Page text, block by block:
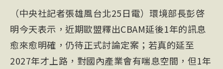
（中央社記者張雄風台北25日電）環境部長彭啓
明今天表示，近期歐盟釋出CBAM延後1年的訊息
愈來愈明確，仍待正式討論定案；若真的延至
2027年才上路，對國內產業會有喘息空間，但1年